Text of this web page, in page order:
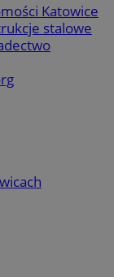
Katowice
stalowe